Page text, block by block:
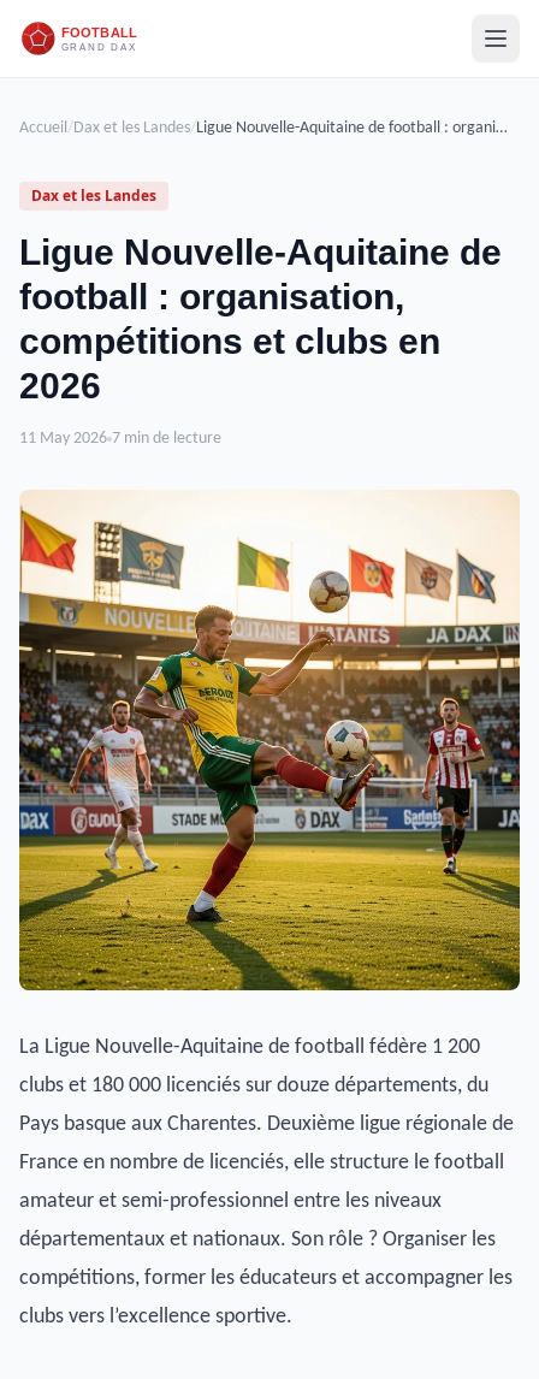
Accueil/Dax et les Landes/ Ligue Nouvelle-Aquitaine de football : organisation, compétitions et clubs en 2026
Dax et les Landes
Ligue Nouvelle-Aquitaine de
football : organisation,
compétitions et clubs en
2026
11 May 2026 7 min de lecture
La Ligue Nouvelle-Aquitaine de football fédère 1 200
clubs et 180 000 licenciés sur douze départements, du
Pays basque aux Charentes. Deuxième ligue régionale de
France en nombre de licenciés, elle structure le football
amateur et semi-professionnel entre les niveaux
départementaux et nationaux. Son rôle ? Organiser les
compétitions, former les éducateurs et accompagner les
clubs vers l’excellence sportive.